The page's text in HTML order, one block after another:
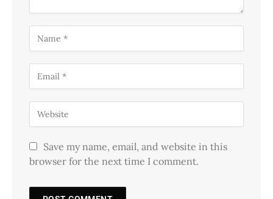
Save my name, email, and website in this
browser for the next time I comment.